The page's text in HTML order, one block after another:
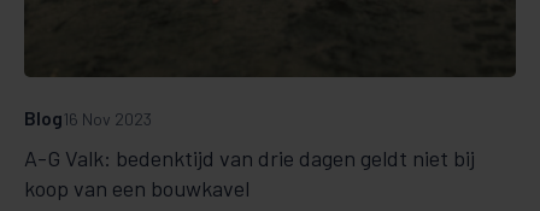
A-G Valk: bedenktijd van drie dagen geldt niet bij
koop van een bouwkavel
Blog16 Nov 2023